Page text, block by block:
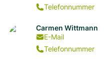
Telefonnummer
Carmen Wittmann
E-Mail
Telefonnummer